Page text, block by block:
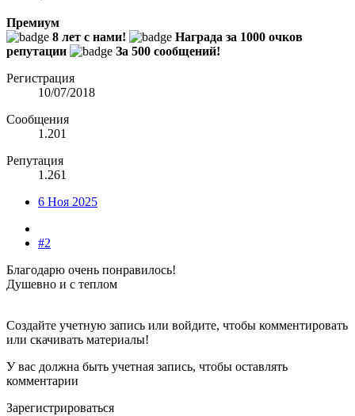
Премиум
8 лет с нами!
Награда за 1000 очков
репутации
За 500 сообщений!
Регистрация
10/07/2018
Сообщения
1.201
Репутация
1.261
6 Ноя 2025
#2
Благодарю очень понравилось!
Душевно и с теплом
Создайте учетную запись или войдите, чтобы комментировать
или скачивать материалы!
У вас должна быть учетная запись, чтобы оставлять
комментарии
Зарегистрироваться